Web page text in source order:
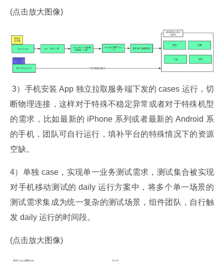
(点击放大图像)
3）手机安装 App 独立拉取服务端下发的 cases 运行，切
断物理连接，这样对于特殊不稳定异常或者对于特殊机型
的需求，比如最新的 iPhone 系列或者最新的 Android 系
的手机，团队可自行运行，填补平台的特殊情况下的资源
空缺。
4）单独 case，实现单一业务测试需求，测试集合被实现
对手机移动测试的 daily 运行方案中，将多个单一场景的
测试需求集成为统一复杂的测试场景，组件团队，自行触
发 daily 运行的时间段。
(点击放大图像)